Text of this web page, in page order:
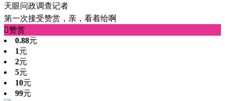
天眼问政调查记者
第一次接受赞赏，亲，看着给啊
赞赏
0.88元
1元
2元
5元
10元
99元